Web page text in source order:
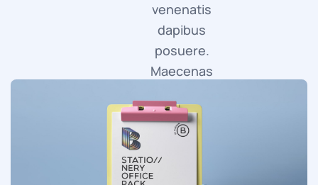
venenatis
dapibus
posuere.
Maecenas
mollis
interdum.